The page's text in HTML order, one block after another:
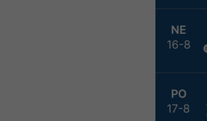
NE
16-8
PO
17-8